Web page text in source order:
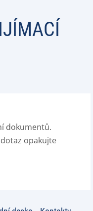
dokumentů.
opakujte